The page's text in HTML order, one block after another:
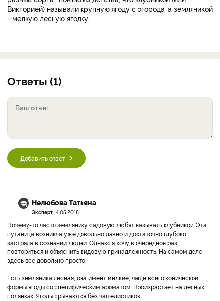
Викторией) называли крупную ягоду с огорода, а земляникой
- мелкую лесную ягодку.
Ответы (1)
Добавить ответ
Нелюбова Татьяна
Эксперт 14.05.2018
Почему-то часто землянику садовую любят называть клубникой. Эта
путаница возникла уже довольно давно и достаточно глубоко
застряла в сознании людей. Однако я хочу в очередной раз
повториться и объяснить видовую принадлежность. На самом деле
здесь все довольно просто.
Есть земляника лесная, она имеет мелкие, чаще всего конической
формы ягоды со специфическим ароматом. Произрастает на лесных
полянках. Ягоды срываются без чашелистиков.